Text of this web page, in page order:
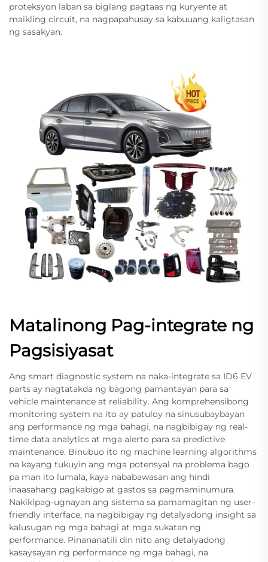
proteksyon laban sa biglang pagtaas ng kuryente at
maikling circuit, na nagpapahusay sa kabuuang kaligtasan
ng sasakyan.
Matalinong Pag-integrate ng
Pagsisiyasat
Ang smart diagnostic system na naka-integrate sa ID6 EV
parts ay nagtatakda ng bagong pamantayan para sa
vehicle maintenance at reliability. Ang komprehensibong
monitoring system na ito ay patuloy na sinusubaybayan
ang performance ng mga bahagi, na nagbibigay ng real-
time data analytics at mga alerto para sa predictive
maintenance. Binubuo ito ng machine learning algorithms
na kayang tukuyin ang mga potensyal na problema bago
pa man ito lumala, kaya nababawasan ang hindi
inaasahang pagkabigo at gastos sa pagmaminumura.
Nakikipag-ugnayan ang sistema sa pamamagitan ng user-
friendly interface, na nagbibigay ng detalyadong insight sa
kalusugan ng mga bahagi at mga sukatan ng
performance. Pinananatili din nito ang detalyadong
kasaysayan ng performance ng mga bahagi, na